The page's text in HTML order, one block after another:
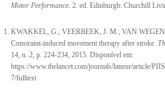
Motor Performance. 2. ed. Edinburgh: Churchill
KWAKKEL, G.; VEERBEEK, J. M.; VAN
Constraint-induced movement therapy after stroke.
14, n. 2, p. 224-234, 2015. Disponível em:
https://www.thelancet.com/journals/laneur/article/
7/fulltext